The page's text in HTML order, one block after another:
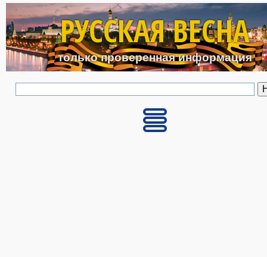
Перейти к основному
РУССКАЯ ВЕСНА
только проверенная информация